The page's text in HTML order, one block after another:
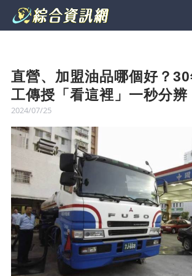
直營、加盟油品哪個好？
工傳授「看這裡」一秒分辨
2024/07/25